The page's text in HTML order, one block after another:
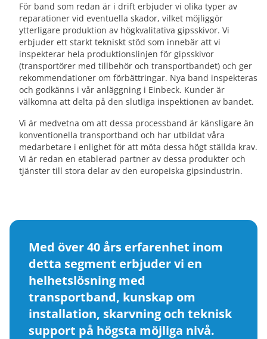
För band som redan är i drift erbjuder vi olika typer av
reparationer vid eventuella skador, vilket möjliggör
ytterligare produktion av högkvalitativa gipsskivor. Vi
erbjuder ett starkt tekniskt stöd som innebär att vi
inspekterar hela produktionslinjen för gipsskivor
(transportörer med tillbehör och transportbandet) och ger
rekommendationer om förbättringar. Nya band inspekteras
och godkänns i vår anläggning i Einbeck. Kunder är
välkomna att delta på den slutliga inspektionen av bandet.
Vi är medvetna om att dessa processband är känsligare än
konventionella transportband och har utbildat våra
medarbetare i enlighet för att möta dessa högt ställda krav.
Vi är redan en etablerad partner av dessa produkter och
tjänster till stora delar av den europeiska gipsindustrin.
Med över 40 års erfarenhet inom
detta segment erbjuder vi en
helhetslösning med
transportband, kunskap om
installation, skarvning och teknisk
support på högsta möjliga nivå.